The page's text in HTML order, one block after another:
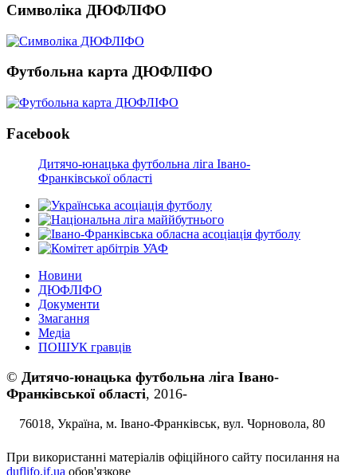
Символіка ДЮФЛІФО
Футбольна карта ДЮФЛІФО
Facebook
Дитячо-юнацька футбольна ліга Івано-
Франківської області
Новини
ДЮФЛІФО
Документи
Змагання
Медіа
ПОШУК гравців
© Дитячо-юнацька футбольна ліга Івано-
Франківської області, 2016-
76018, Україна, м. Івано-Франківськ, вул. Чорновола, 80
При використанні матеріалів офіційного сайту посилання на
duflifo.if.ua обов'язкове